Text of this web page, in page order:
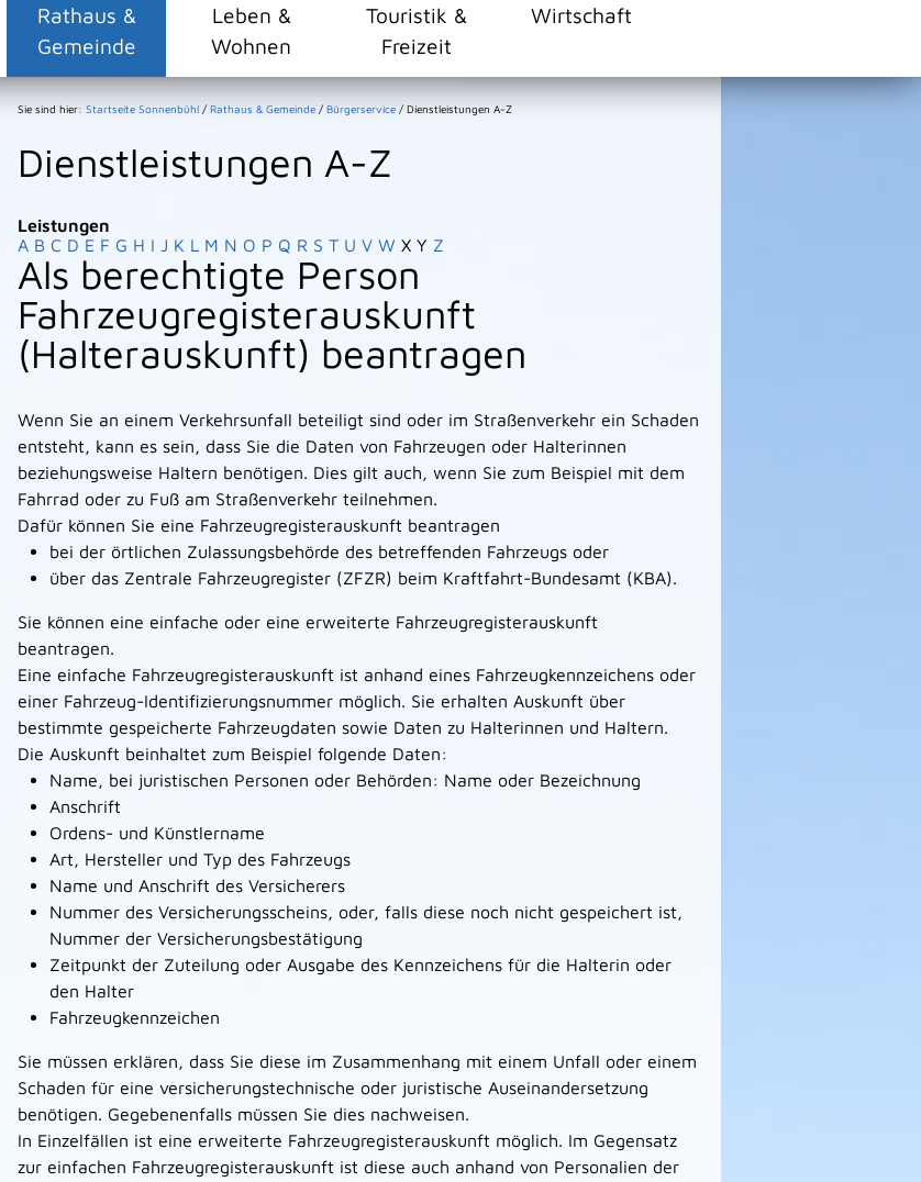
Rathaus &
Gemeinde
Leben &
Wohnen
Touristik &
Freizeit
Wirtschaft
Sie sind hier: Startseite Sonnenbühl / Rathaus & Gemeinde / Bürgerservice / Dienstleistungen A-Z
Dienstleistungen A-Z
Leistungen
A B C D E F G H I J K L M N O P Q R S T U V W X Y Z
Als berechtigte Person
Fahrzeugregisterauskunft
(Halterauskunft) beantragen
Wenn Sie an einem Verkehrsunfall beteiligt sind oder im Straßenverkehr ein Schaden
entsteht, kann es sein, dass Sie die Daten von Fahrzeugen oder Halterinnen
beziehungsweise Haltern benötigen. Dies gilt auch, wenn Sie zum Beispiel mit dem
Fahrrad oder zu Fuß am Straßenverkehr teilnehmen.
Dafür können Sie eine Fahrzeugregisterauskunft beantragen
bei der örtlichen Zulassungsbehörde des betreffenden Fahrzeugs oder
über das Zentrale Fahrzeugregister (ZFZR) beim Kraftfahrt-Bundesamt (KBA).
Sie können eine einfache oder eine erweiterte Fahrzeugregisterauskunft
beantragen.
Eine einfache Fahrzeugregisterauskunft ist anhand eines Fahrzeugkennzeichens oder
einer Fahrzeug-Identifizierungsnummer möglich. Sie erhalten Auskunft über
bestimmte gespeicherte Fahrzeugdaten sowie Daten zu Halterinnen und Haltern.
Die Auskunft beinhaltet zum Beispiel folgende Daten:
Name, bei juristischen Personen oder Behörden: Name oder Bezeichnung
Anschrift
Ordens- und Künstlername
Art, Hersteller und Typ des Fahrzeugs
Name und Anschrift des Versicherers
Nummer des Versicherungsscheins, oder, falls diese noch nicht gespeichert ist,
Nummer der Versicherungsbestätigung
Zeitpunkt der Zuteilung oder Ausgabe des Kennzeichens für die Halterin oder
den Halter
Fahrzeugkennzeichen
Sie müssen erklären, dass Sie diese im Zusammenhang mit einem Unfall oder einem
Schaden für eine versicherungstechnische oder juristische Auseinandersetzung
benötigen. Gegebenenfalls müssen Sie dies nachweisen.
In Einzelfällen ist eine erweiterte Fahrzeugregisterauskunft möglich. Im Gegensatz
zur einfachen Fahrzeugregisterauskunft ist diese auch anhand von Personalien der